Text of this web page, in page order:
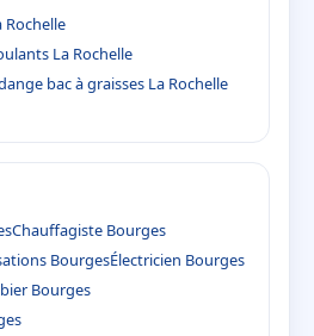
Rochelle
La Rochelle
bac à graisses La Rochelle
Chauffagiste Bourges
BourgesÉlectricien Bourges
Bourges